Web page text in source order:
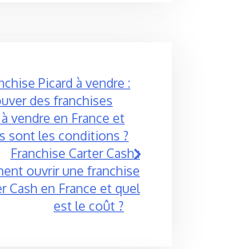
Picard à vendre :
des franchises
vendre en France et
sont les conditions ?
Franchise Carter Cash :
ouvrir une franchise
Cash en France et quel
est le coût ?